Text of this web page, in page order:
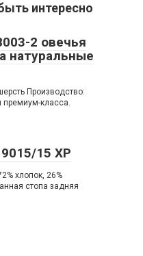
интересно
2 овечья
натуральные
Производство:
премиум-класса.
15 ХР
хлопок, 26%
стопа задняя